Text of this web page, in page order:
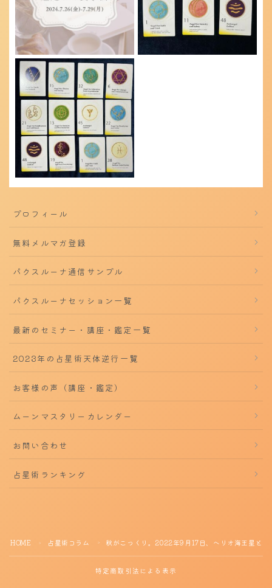
プロフィール
無料メルマガ登録
パクスルーナ通信サンプル
パクスルーナセッション一覧
最新のセミナー・講座・鑑定一覧
2023年の占星術天体逆行一覧
お客様の声（講座・鑑定）
ムーンマスタリーカレンダー
お問い合わせ
占星術ランキング
HOME ＞ 占星術コラム ＞ 秋がこっくり。2022年9月17日、ヘリオ海王星と
特定商取引法による表示